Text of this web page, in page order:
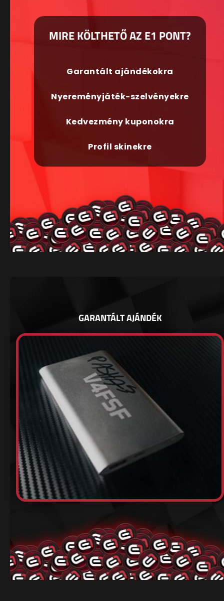
MIRE KÖLTHETŐ AZ E1 PONT?
Garantált ajándékokra
Nyereményjáték-szelvényekre
Kedvezmény kuponokra
Profil skinekre
GARANTÁLT AJÁNDÉK